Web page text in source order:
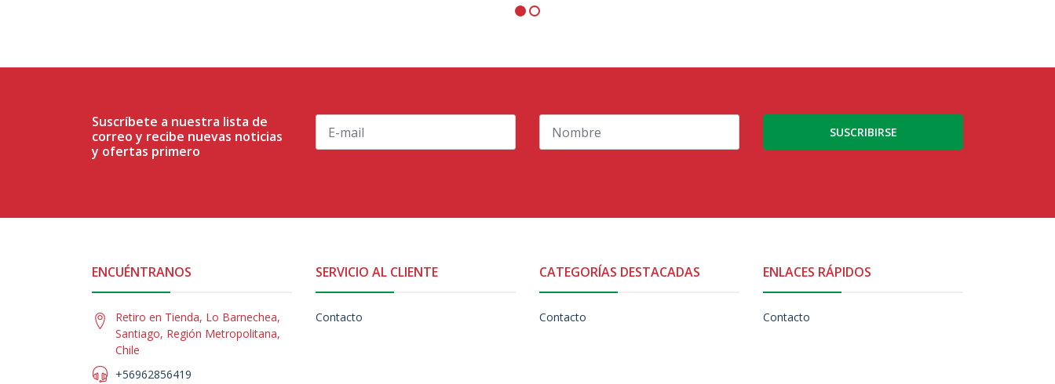
Suscríbete a nuestra lista de
correo y recibe nuevas noticias
y ofertas primero
SUSCRIBIRSE
ENCUÉNTRANOS
Retiro en Tienda, Lo Barnechea,
Santiago, Región Metropolitana,
Chile
+56962856419
SERVICIO AL CLIENTE
Contacto
CATEGORÍAS DESTACADAS
Contacto
ENLACES RÁPIDOS
Contacto